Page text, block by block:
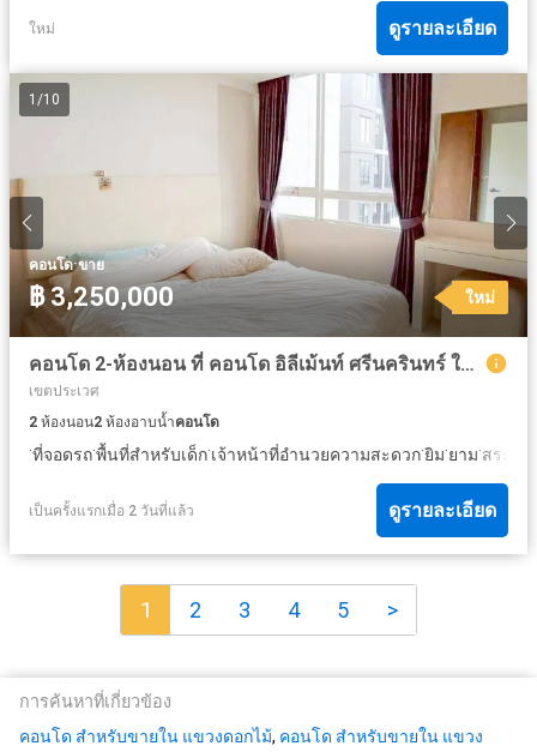
ใหม่ ดูรายละเอียด
1 /10
คอนโด·ขาย
฿ 3,250,000 ใหม่
คอนโด 2-ห้องนอน ที่ คอนโด อิลีเม้นท์ ศรีนครินทร์ ใน หนองบอน
เขตประเวศ
2 ห้องนอน2 ห้องอาบน้ำคอนโด
·ที่จอดรถ·พื้นที่สำหรับเด็ก·เจ้าหน้าที่อำนวยความสะดวก·ยิม·ยาม·สระว่า
เป็นครั้งแรกเมื่อ 2 วันที่แล้ว ดูรายละเอียด
1 2 3 4 5 >
การค้นหาที่เกี่ยวข้อง
คอนโด สำหรับขายใน แขวงดอกไม้, คอนโด สำหรับขายใน แขวง